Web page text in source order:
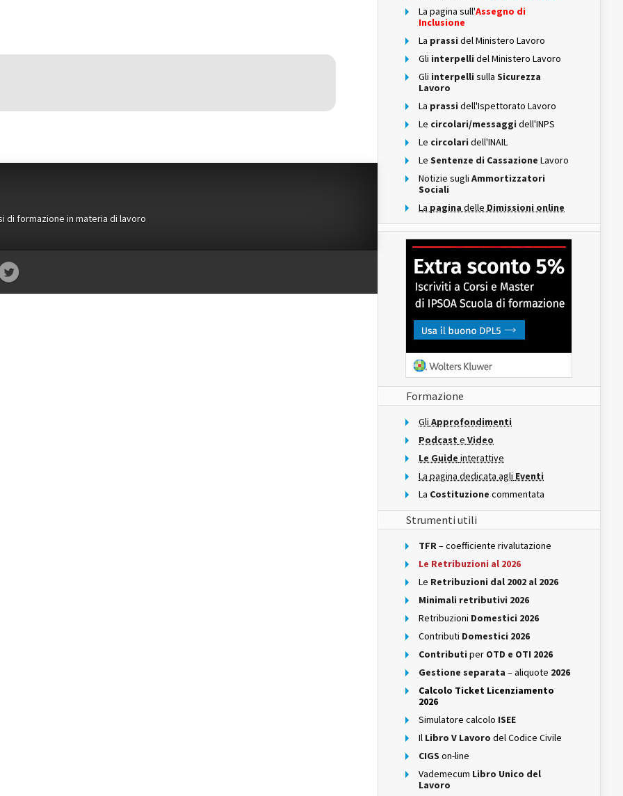
di formazione in materia di lavoro
La pagina sull'Assegno di
Inclusione
La prassi del Ministero Lavoro
Gli interpelli del Ministero Lavoro
Gli interpelli sulla Sicurezza
Lavoro
La prassi dell'Ispettorato Lavoro
Le circolari/messaggi dell'INPS
Le circolari dell'INAIL
Le Sentenze di Cassazione Lavoro
Notizie sugli Ammortizzatori
Sociali
La pagina delle Dimissioni online
Formazione
Gli Approfondimenti
Podcast e Video
Le Guide interattive
La pagina dedicata agli Eventi
La Costituzione commentata
Strumenti utili
TFR– coefficiente rivalutazione
Le Retribuzioni al 2026
Le Retribuzioni dal 2002 al 2026
Minimali retributivi 2026
Retribuzioni Domestici 2026
Contributi Domestici 2026
Contributi per OTD e OTI 2026
Gestione separata – aliquote 2026
Calcolo Ticket Licenziamento
2026
Simulatore calcolo ISEE
Il Libro V Lavoro del Codice Civile
CIGS on-line
Vademecum Libro Unico del
Lavoro